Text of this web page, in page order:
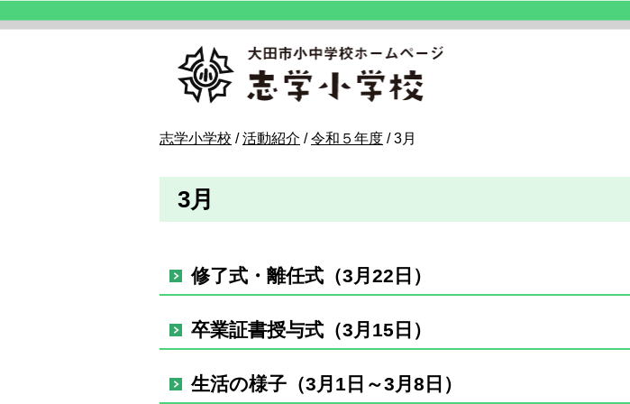
現
の
置：
志学小学校 /活動紹介 /令和５年度 /3月
3月
修了式・離任式（3月22日）
卒業証書授与式（3月15日）
生活の様子（3月1日～3月8日）